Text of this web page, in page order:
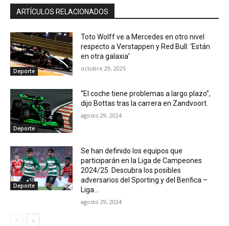
ARTÍCULOS RELACIONADOS
Deporte
Toto Wolff ve a Mercedes en otro nivel
respecto a Verstappen y Red Bull: ‘Están
en otra galaxia’
octubre 29, 2025
Deporte
“El coche tiene problemas a largo plazo”,
dijo Bottas tras la carrera en Zandvoort.
agosto 29, 2024
Deporte
Se han definido los equipos que
participarán en la Liga de Campeones
2024/25. Descubra los posibles
adversarios del Sporting y del Benfica –
Liga...
agosto 29, 2024